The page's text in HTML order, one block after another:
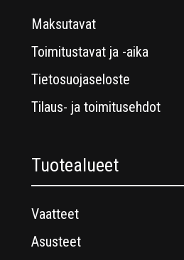
Maksutavat
Toimitustavat ja -aika
Tietosuojaseloste
Tilaus- ja toimitusehdot
Tuotealueet
Vaatteet
Asusteet